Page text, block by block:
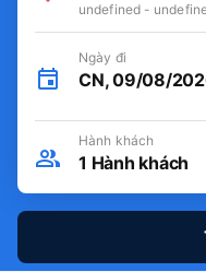
undefined -
Ngày đi
CN, 09/08/
Hành khách
1 Hành khách